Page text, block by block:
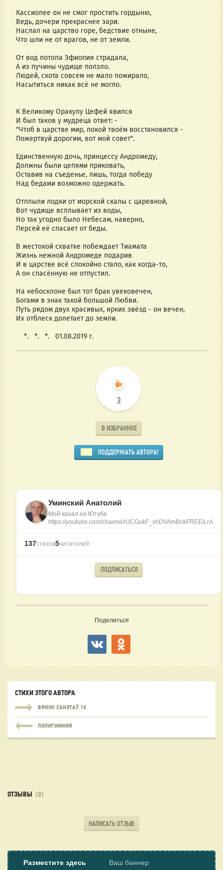
Кассиопее он не смог простить гордыню,
Ведь, дочери прекраснее зари.
Наслал на царство горе, бедствие отныне,
Что шли не от врагов, не от земли.
От вод потопа Эфиопия страдала,
А из пучины чудище ползло.
Людей, скота совсем не мало пожирало,
Насытиться никак всё не могло.
К Великому Оракулу Цефей явился
И был таков у мудреца ответ: -
"Чтоб в царстве мир, покой твоём восстановился -
Пожертвуй дорогим, вот мой совет".
Единственную дочь, принцессу Андромеду,
Должны были цепями приковать,
Оставив на съеденье, лишь, тогда победу
Над бедами возможно одержать.
Отплыли лодки от морской скалы с царевной,
Вот чудище всплывает из воды,
Но так угодно было Небесам, наверно,
Персей её спасает от беды.
В жестокой схватке побеждает Тиамата
Жизнь нежной Андромеде подарив
И в царстве всё спокойно стало, как когда-то,
А он спасённую не отпустил.
На небосклоне был тот брак увековечен,
Богами в знак такой большой Любви.
Путь рядом двух красивых, ярких звёзд - он вечен,
Их отблеск долетает до земли.
    *.   *.   *.   01.08.2019 г.
3
В ИЗБРАННОЕ
ПОДДЕРЖАТЬ АВТОРА!
Уминский Анатолий
Мой канал на Ютубе
https://youtube.com/channel/UCGukF_vhDVAmBnkFREEiLrA
137стихов5читателей
ПОДПИСАТЬСЯ
Поделиться
СТИХИ ЭТОГО АВТОРА
ВЯНОК САНЭТАЎ 13
ПОЛИГИМНИЯ
ОТЗЫВЫ (0)
НАПИСАТЬ ОТЗЫВ
Разместите здесь
Ваш баннер